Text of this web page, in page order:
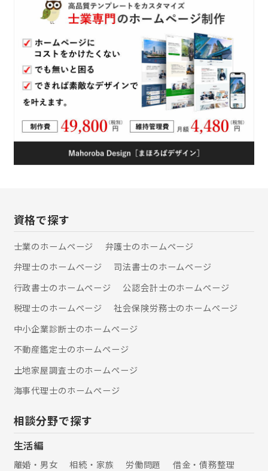
自動車登録、古物商許可、内容証明の
作成など、日常生活やビジネスに関わ
る各種手続きもお任せください。特定
行政書士として、法的トラブルの予防
と解決に力を注いでおり、「相談して
よかった」と実感していただける信頼
の行政書士事務所を目指しています。
資格で探す
士業のホームぺージ
弁護士のホームぺージ
弁理士のホームぺージ
司法書士のホームぺージ
行政書士のホームぺージ
公認会計士のホームぺージ
税理士のホームぺージ
社会保険労務士のホームぺージ
中小企業診断士のホームぺージ
不動産鑑定士のホームぺージ
土地家屋調査士のホームぺージ
海事代理士のホームぺージ
相談分野で探す
生活編
離婚・男女 相続・家族 労働問題
借金・債務整理